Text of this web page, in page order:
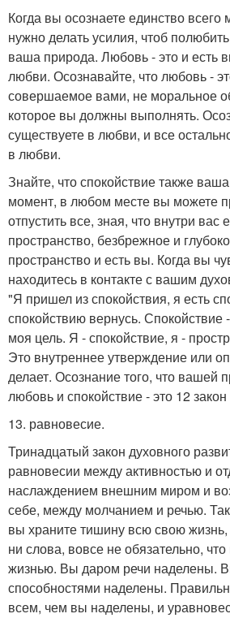
Когда вы осознаете единство
нужно делать усилия, чтоб
ваша природа. Любовь - это и есть
любви. Осознавайте, что любовь -
совершаемое вами, не моральное
которое вы должны выполнять.
существуете в любви, и все
в любви.
Знайте, что спокойствие также
момент, в любом месте вы можете
отпустить все, зная, что внутри вас
пространство, безбрежное и
пространство и есть вы. Когда вы
находитесь в контакте с вашим
"Я пришел из спокойствия, я есть
спокойствию вернусь. Спокойствие
моя цель. Я - спокойствие, я -
Это внутреннее утверждение или
делает. Осознание того, что вашей
любовь и спокойствие - это 12
13. равновесие.
Тринадцатый закон духовного
равновесии между активностью и
наслаждением внешним миром и
себе, между молчанием и речью.
вы храните тишину всю свою
ни слова, вовсе не обязательно,
жизнью. Вы даром речи наделены.
способностями наделены.
всем, чем вы наделены, и